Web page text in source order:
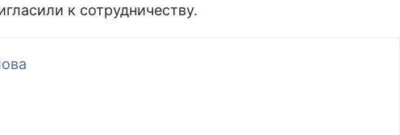
к сотрудничеству.